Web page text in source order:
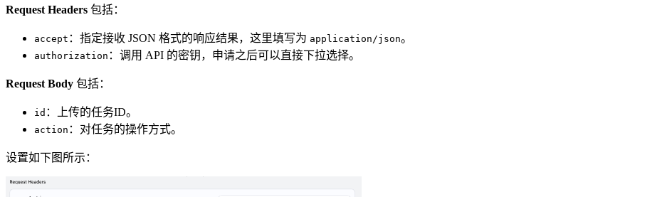
Request Headers 包括：
accept ：指定接收 JSON 格式的响应结果，这里填写为 application/json。
authorization ：调用 API 的密钥，申请之后可以直接下拉选择。
Request Body 包括：
id ：上传的任务ID。
action ：对任务的操作方式。
设置如下图所示：